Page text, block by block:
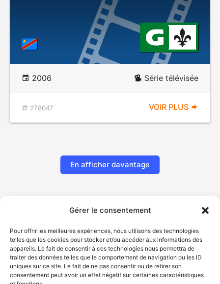
Gérer le consentement
Pour offrir les meilleures expériences, nous utilisons des technologies
telles que les cookies pour stocker et/ou accéder aux informations des
appareils. Le fait de consentir à ces technologies nous permettra de
traiter des données telles que le comportement de navigation ou les ID
uniques sur ce site. Le fait de ne pas consentir ou de retirer son
consentement peut avoir un effet négatif sur certaines caractéristiques
2006 Série télévisée
278047 VOIR PLUS
En afficher davantage
© Gouvernement du Québec, 2026